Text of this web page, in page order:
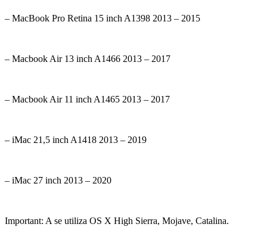
– MacBook Pro Retina 15 inch A1398 2013 – 2015
– Macbook Air 13 inch A1466 2013 – 2017
– Macbook Air 11 inch A1465 2013 – 2017
– iMac 21,5 inch A1418 2013 – 2019
– iMac 27 inch 2013 – 2020
Important: A se utiliza OS X High Sierra, Mojave, Catalina.